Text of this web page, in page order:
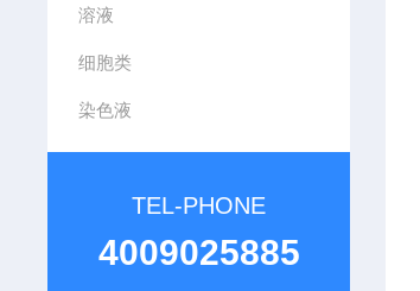
溶液
细胞类
染色液
TEL-PHONE
4009025885